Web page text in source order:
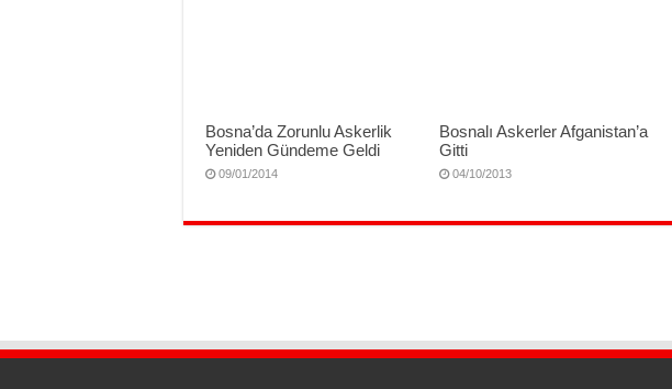
Bosna’da Zorunlu Askerlik
Yeniden Gündeme Geldi
09/01/2014
Bosnalı Askerler Afganistan’a
Gitti
04/10/2013